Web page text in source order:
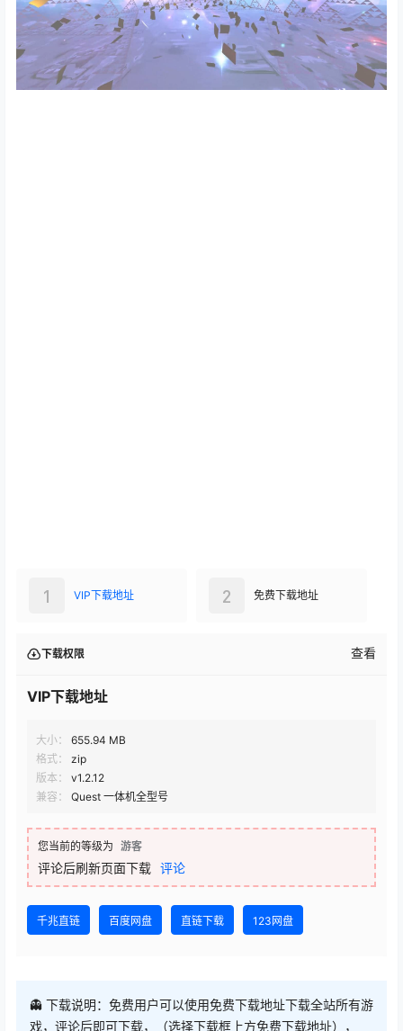
VIP下载地址
大小： 655.94 MB
版本：
v1.2.12
兼容：
Quest 一体机全型号
您当前的等级为 游客
评论后刷新页面下载 评论
千兆直链 百度网盘 直链下载
VIP下载地址会不定时免费开放
⚠ 请不要选择【直链下载】线路，该线路流量有限，一般很快